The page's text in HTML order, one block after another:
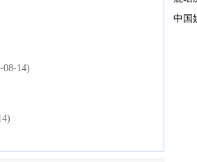
08-14)